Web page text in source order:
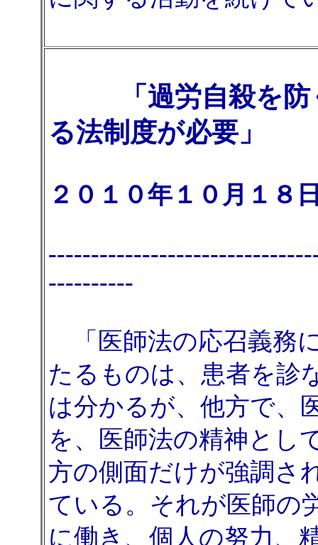
「過労自殺を
る法制度が必要」
２０１０年１０月１８
----------
「医師法の応召義務
たるものは、患者を診
は分かるが、他方で、
を、医師法の精神とし
方の側面だけが強調さ
ている。それが医師の
に働き、個人の努力、